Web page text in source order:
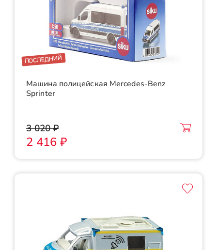
ПОСЛЕДНИЙ
Машина полицейская Mercedes-Benz
Sprinter
3 020 ₽
2 416 ₽